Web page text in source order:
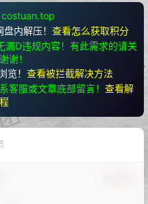
costuan.top
内解压！ 查看怎么获取积分
漏D违规内容！有此需求的请关
谢！
！ 查看被拦截解决方法
客服或文章底部留言！ 查看解